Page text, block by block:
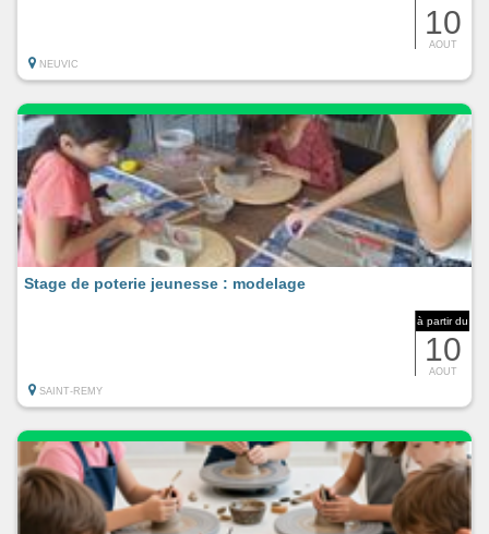
10
AOUT
NEUVIC
à partir du
10
AOUT
Stage de poterie jeunesse : modelage
SAINT-REMY